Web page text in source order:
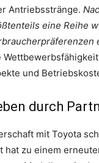
Antriebsstränge.
eine Reihe
und
durch
mit Toyota
hat zu einem